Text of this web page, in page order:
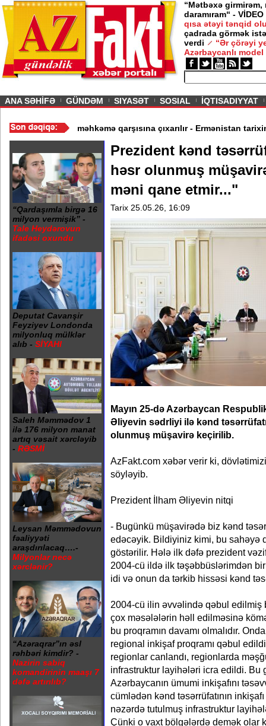
“Mətbəxə girmirəm,
daramıram“ - VİDEO
qısa ətəyi tənqid
çadrada görmək
verdi
“Ər çörəyi
Azərbaycanlı model
ANA SƏHİFƏ GÜNDƏM SIYASƏT SOSIAL İQTISADIYYAT
çox insan ölüb / II Qaregin məhkəmə qarşısına çıxarılır -
“Qardaşımla birgə 16
milyon vermişik” -
Tale Heydərovun
ifadəsi oxundu
Deputat Cavanşir
Feyziyev Londonda
milyonluq mülklər
alıb - SİYAHI
Saleh Məmmədov 1
ilə 176 milyon manat
artıq vəsait xərcləyib
- RƏSMİ
Leysan Məmmədovun
fəaliyyəti
araşdırılacaq….-
Milyonlar necə
xərclənir?
“Azəraqrar”ın əsl
rəhbəri kimdir? -
Nazirin sabiq
komandirinin maaşı 7
dəfə artırılıb?
Prezident kənd
həsr olunmuş
məni qane etmir..."
Tarix 25.05.26, 16:09
Mayın 25-də Azərbaycan
Əliyevin sədrliyi ilə kənd
olunmuş müşavirə keçirilib.
AzFakt.com xəbər verir ki,
söyləyib.
Prezident İlham Əliyevin nitqi
- Bugünkü müşavirədə biz kənd
edəcəyik. Bildiyiniz kimi, bu sahəyə
göstərilir. Hələ ilk dəfə prezident
2004-cü ildə ilk təşəbbüslərimdən
idi və onun da tərkib hissəsi kənd
2004-cü ilin əvvəlində qəbul edilmiş
çox məsələlərin həll edilməsinə
bu proqramın davamı olmalıdır.
regional inkişaf proqramı qəbul
regionlar canlandı, regionlarda
infrastruktur layihələri icra edildi. Bu
Azərbaycanın ümumi inkişafını
cümlədən kənd təsərrüfatının
nəzərdə tutulmuş infrastruktur
Çünki o vaxt bölgələrdə demək olar